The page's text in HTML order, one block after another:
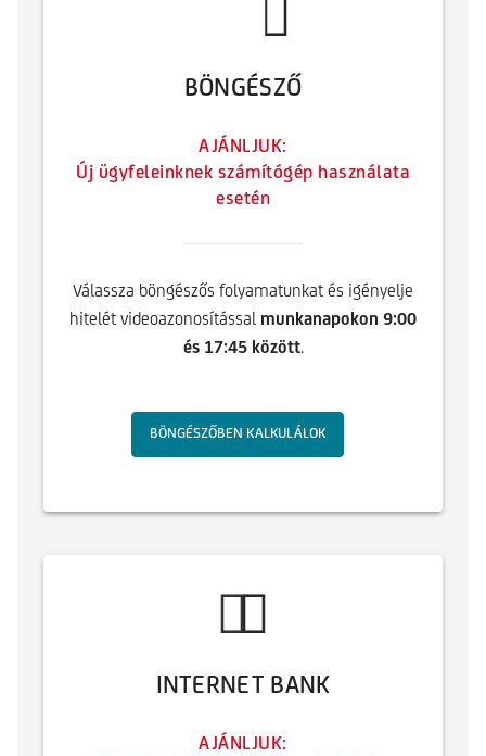
BÖNGÉSZŐ
AJÁNLJUK:
Új ügyfeleinknek számítógép használata
esetén
Válassza böngészős folyamatunkat és igényelje
hitelét videoazonosítással munkanapokon 9:00
és 17:45 között.
BÖNGÉSZŐBEN KALKULÁLOK
INTERNET BANK
AJÁNLJUK: